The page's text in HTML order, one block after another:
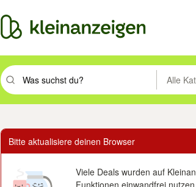
Suchbegriff eingeben. Eingabetaste drücken um
Alle
Bitte aktualisiere deinen Browser
Viele Deals wurden auf
Funktionen einwandfrei